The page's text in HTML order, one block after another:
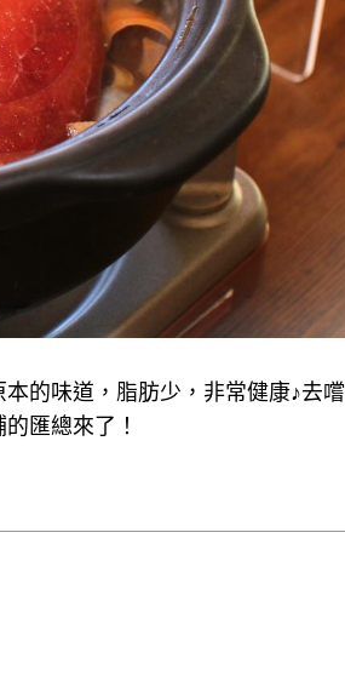
的味道，脂肪少，非常健康♪去嚐
匯總來了！